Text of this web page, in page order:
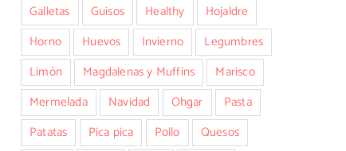
Galletas
Guisos Healthy
Hojaldre
Horno
Huevos Invierno
Legumbres
Limón
Magdalenas y Muffins
Marisco
Mermelada
Navidad Ohgar
Pasta
Patatas
Pica pica Pollo
Quesos